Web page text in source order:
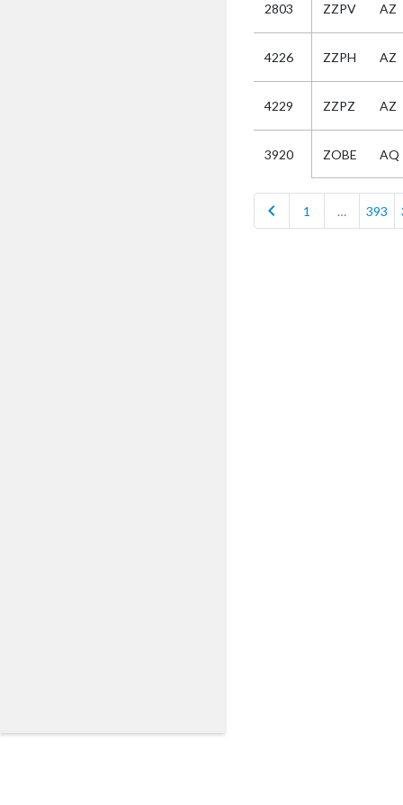
2803 ZZPV AZ
4226 ZZPH AZ
4229 ZZPZ AZ
3920 ZOBE AQ
chevron_left 1 … 393